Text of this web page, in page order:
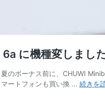
に機種変しまし
のボーナス前に、CHUWI
ートフォンも買い換 … 続きを